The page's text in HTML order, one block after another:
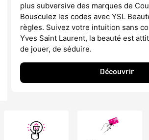
plus subversive des marques de
Bousculez les codes avec YSL
règles. Suivez votre intuition sans
Yves Saint Laurent, la beauté est
de jouer, de séduire.
Découvrir